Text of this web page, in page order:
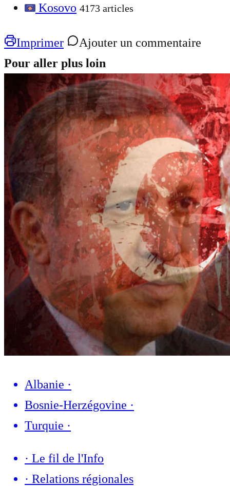
Kosovo 4173 articles
Imprimer
Ajouter un commentaire
Pour aller plus loin
Albanie ·
Bosnie-Herzégovine ·
Turquie ·
· Le fil de l'Info
· Relations régionales